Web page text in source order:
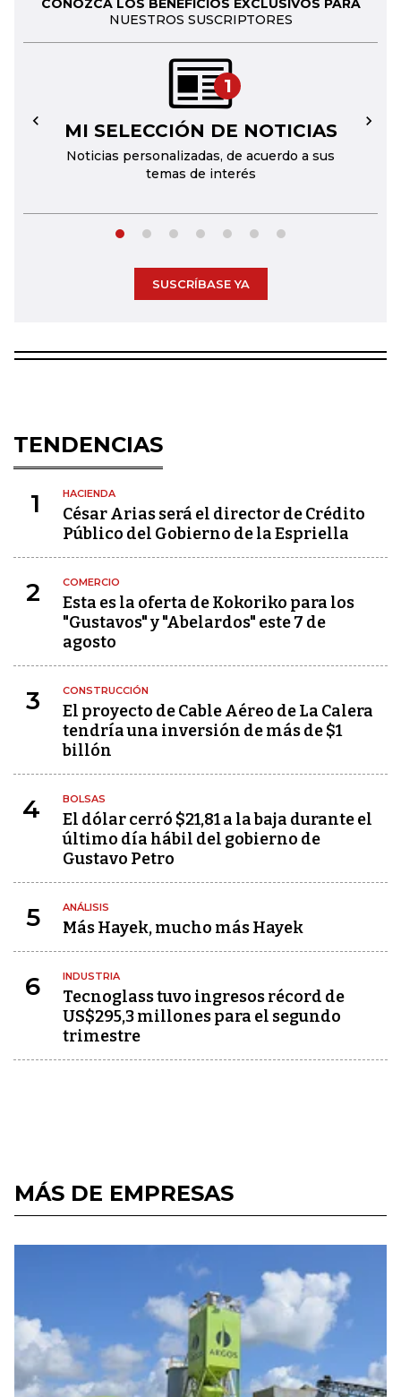
CONOZCA LOS BENEFICIOS EXCLUSIVOS PARA
NUESTROS SUSCRIPTORES
1
MI SELECCIÓN DE NOTICIAS
Noticias personalizadas, de acuerdo a sus
temas de interés
← →
SUSCRÍBASE YA
TENDENCIAS
1 HACIENDA
César Arias será el director de Crédito
Público del Gobierno de la Espriella
2 COMERCIO
Esta es la oferta de Kokoriko para los
"Gustavos" y "Abelardos" este 7 de
agosto
3 CONSTRUCCIÓN
El proyecto de Cable Aéreo de La Calera
tendría una inversión de más de $1
billón
4 BOLSAS
El dólar cerró $21,81 a la baja durante el
último día hábil del gobierno de
Gustavo Petro
5 ANÁLISIS
Más Hayek, mucho más Hayek
6 INDUSTRIA
Tecnoglass tuvo ingresos récord de
US$295,3 millones para el segundo
trimestre
MÁS DE EMPRESAS